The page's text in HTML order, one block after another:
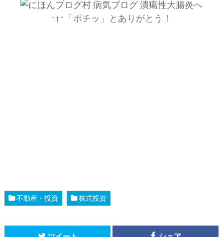
↑↑↑「ポチッ」とありがとう！
不動産・投資 株式投資